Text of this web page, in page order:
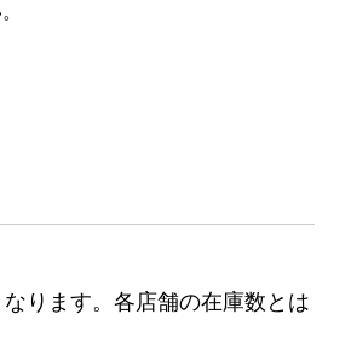
ります。各店舗の在庫数とは